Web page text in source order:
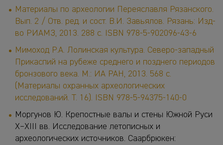
Материалы по археологии Переяславля Рязанского.
Вып. 2 / Отв. ред. и сост. В.И. Завьялов. Рязань: Изд-
во РИАМЗ, 2013. 288 с. ISBN 978-5-902096-43-6
Мимоход Р.А. Лолинская культура. Северо-западный
Прикаспий на рубеже среднего и позднего периодов
бронзового века. М.: ИА РАН, 2013. 568 с.
(Материалы охранных археологических
исследований. Т. 16). ISBN 978-5-94375-140-0
Моргунов Ю. Крепостные валы и стены Южной Руси
X–XIII вв. Исследование летописных и
археологических источников. Саарбрюкен: